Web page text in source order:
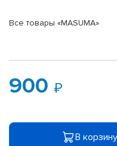
Все товары «MASUMA»
900
В корзину